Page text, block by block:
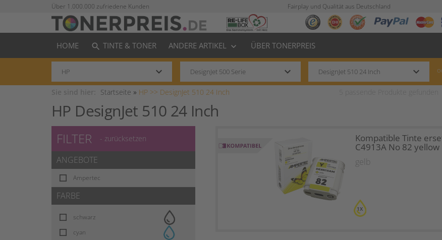
Über 1.000.000 zufriedene Kunden Fairplay und Qualität aus Deutschland
HOME search TINTE & TONER ANDERE ARTIKEL keyboard_arrow_down ÜBER TONERPREIS
keyboard_arrow_down keyboard_arrow_down keyboard_arrow_down
Startseite » HP >> DesignJet 510 24 Inch
HP DesignJet 510 24 Inch
FILTER - zurücksetzen
ANGEBOTE
Ampertec
FARBE
schwarz
cyan
1X
Kompatible Tinte
C4913A No 82 yellow
gelb